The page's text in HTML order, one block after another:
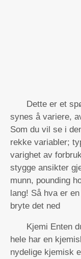
Dette er et
synes å variere,
Som du vil se i
rekke variabler;
varighet av
stygge ansikter
munn, pounding
lang! Så hva er
bryte det ned
Kjemi Enten
hele har en
nydelige kjemisk